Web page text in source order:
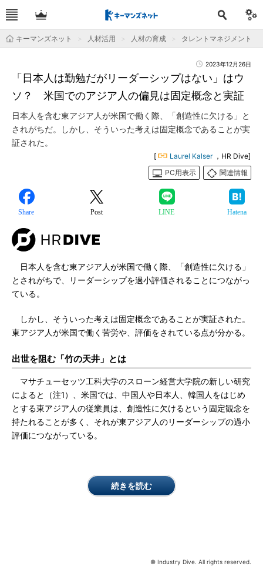
キーマンズネット 人材活用 人材の育成 タレントマネジメント
2023年12月26日
「日本人は勤勉だがリーダーシップはない」はウ
ソ？ 米国でのアジア人の偏見は固定概念と実証
日本人を含む東アジア人が米国で働く際、「創造性に欠ける」と
されがちだ。しかし、そういった考えは固定概念であることが実
証された。
[ Laurel Kalser ，HR Dive]
PC用表示
関連情報
Share Post LINE Hatena
日本人を含む東アジア人が米国で働く際、「創造性に欠ける」
とされがちで、リーダーシップを過小評価されることにつながっ
ている。
しかし、そういった考えは固定概念であることが実証された。
東アジア人が米国で働く苦労や、評価をされている点が分かる。
出世を阻む「竹の天井」とは
マサチューセッツ工科大学のスローン経営大学院の新しい研究
によると（注1）、米国では、中国人や日本人、韓国人をはじめ
とする東アジア人の従業員は、創造性に欠けるという固定観念を
持たれることが多く、それが東アジア人のリーダーシップの過小
評価につながっている。
続きを読む
© Industry Dive. All rights reserved.